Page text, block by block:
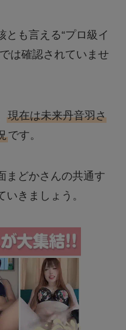
とも言える“プロ級イ
は確認されていませ
現在は未来丹音羽さ
です。
まどかさんの共通す
きましょう。